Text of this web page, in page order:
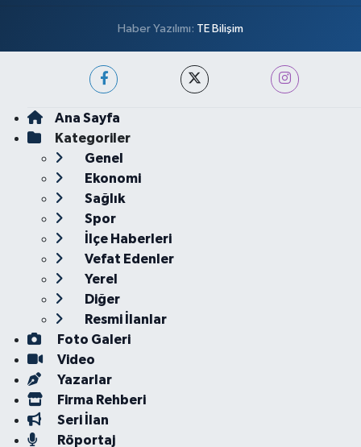
Haber Yazılımı: TE Bilişim
Ana Sayfa
Kategoriler
Genel
Ekonomi
Sağlık
Spor
İlçe Haberleri
Vefat Edenler
Yerel
Diğer
Resmi İlanlar
Foto Galeri
Video
Yazarlar
Firma Rehberi
Seri İlan
Röportaj